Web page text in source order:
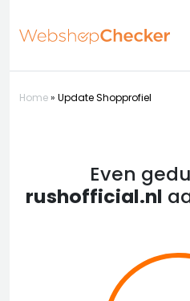
Home» Update Shopprofiel
Even
rushofficial.nl